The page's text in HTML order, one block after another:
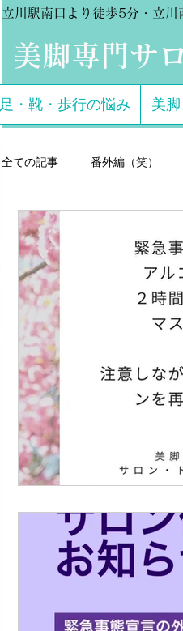
立川駅南口より徒歩5分・立川
美脚専門サ
足・靴・歩行の悩み 美
全ての記事 番外編（笑）
美脚マエストラ上野由理
美脚専門サロン salon de
こどもの足 美脚にな
美脚になる 足のトラブル解決
美脚になる 雨・レインシュ
美脚専門サロン体験談
コミュニティ 美脚は